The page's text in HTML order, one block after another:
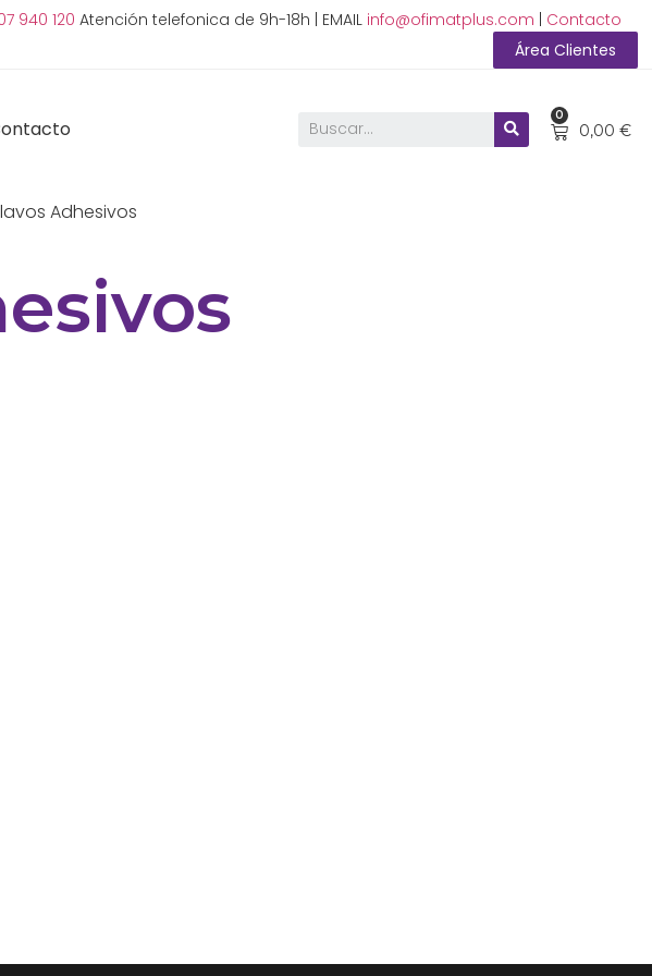
940 120 Atención telefonica de 9h-18h | EMAIL info@ofimatplus.com
Contacto
Área Clientes
0,00 €
0
Adhesivos